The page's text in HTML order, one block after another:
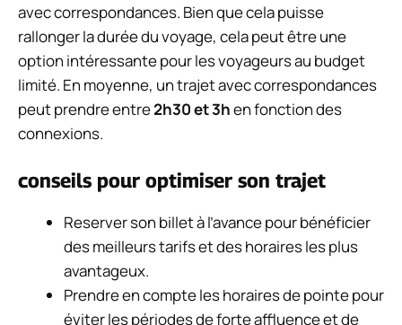
avec correspondances. Bien que cela puisse
rallonger la durée du voyage, cela peut être une
option intéressante pour les voyageurs au budget
limité. En moyenne, un trajet avec correspondances
peut prendre entre2h30 et 3hen fonction des
connexions.
conseils pour optimiser son trajet
Reserver son billet à l’avance pour bénéficier
des meilleurs tarifs et des horaires les plus
avantageux.
Prendre en compte les horaires de pointe pour
éviter les périodes de forte affluence et de